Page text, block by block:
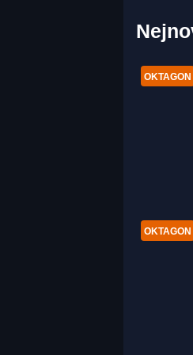
OKTAGON
OKTAGON